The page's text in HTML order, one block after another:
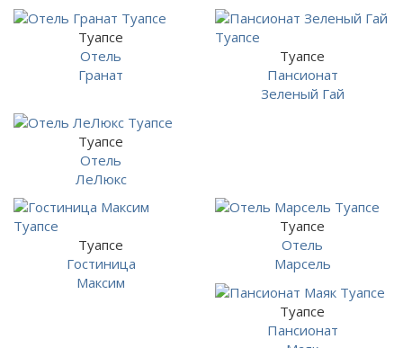
Туапсе
Отель
Гранат
Туапсе
Пансионат
Зеленый Гай
Туапсе
Отель
ЛеЛюкс
Туапсе
Гостиница
Максим
Туапсе
Отель
Марсель
Туапсе
Пансионат